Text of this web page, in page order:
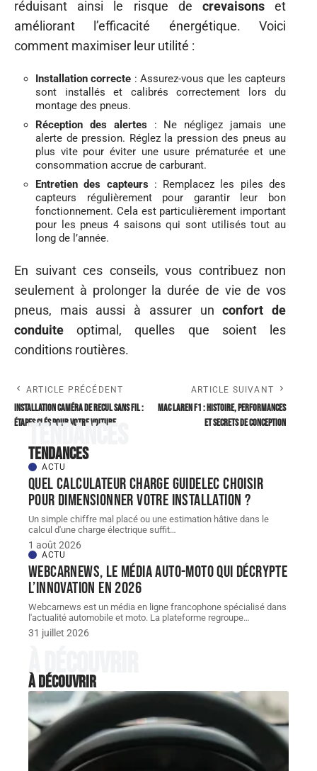
réduisant ainsi le risque de crevaisonset
améliorant l’efficacité énergétique. Voici
comment maximiser leur utilité :
Installation correcte : Assurez-vous que les capteurs
sont installés et calibrés correctement lors du
montage des pneus.
Réception des alertes : Ne négligez jamais une
alerte de pression. Réglez la pression des pneus au
plus vite pour éviter une usure prématurée et une
consommation accrue de carburant.
Entretien des capteurs : Remplacez les piles des
capteurs régulièrement pour garantir leur bon
fonctionnement. Cela est particulièrement important
pour les pneus 4 saisons qui sont utilisés tout au
long de l’année.
En suivant ces conseils, vous contribuez non
seulement à prolonger la durée de vie de vos
pneus, mais aussi à assurer unconfort de
conduite optimal, quelles que soient les
conditions routières.
ARTICLE PRÉCÉDENT
Installation caméra de recul sans fil :
étapes clés pour votre voiture
ARTICLE SUIVANT
Mac laren F1 : histoire, performances
et secrets de conception
Tendances
Tendances
ACTU
Quel Calculateur charge guidelec choisir
pour dimensionner votre installation ?
Un simple chiffre mal placé ou une estimation hâtive dans le
calcul d'une charge électrique suffit…
1 août 2026
ACTU
Webcarnews, le média auto-moto qui décrypte
l’innovation en 2026
Webcarnews est un média en ligne francophone spécialisé dans
l'actualité automobile et moto. La plateforme regroupe…
31 juillet 2026
À découvrir
À découvrir